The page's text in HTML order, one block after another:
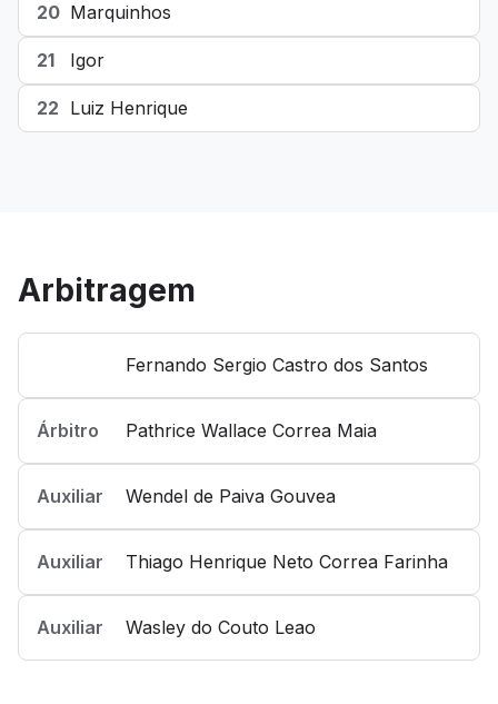
20 Marquinhos
21 Igor
22 Luiz Henrique
Arbitragem
Fernando Sergio Castro dos Santos
Árbitro Pathrice Wallace Correa Maia
Auxiliar Wendel de Paiva Gouvea
Auxiliar Thiago Henrique Neto Correa Farinha
Auxiliar Wasley do Couto Leao